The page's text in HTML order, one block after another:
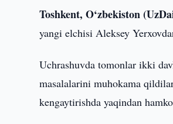
Toshkent, O‘zbekiston
yangi elchisi Aleksey
Uchrashuvda tomonlar ikki
masalalarini muhokama
kengaytirishda yaqindan